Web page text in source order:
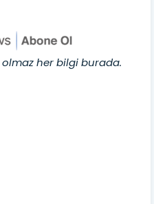
olmaz her bilgi burada.